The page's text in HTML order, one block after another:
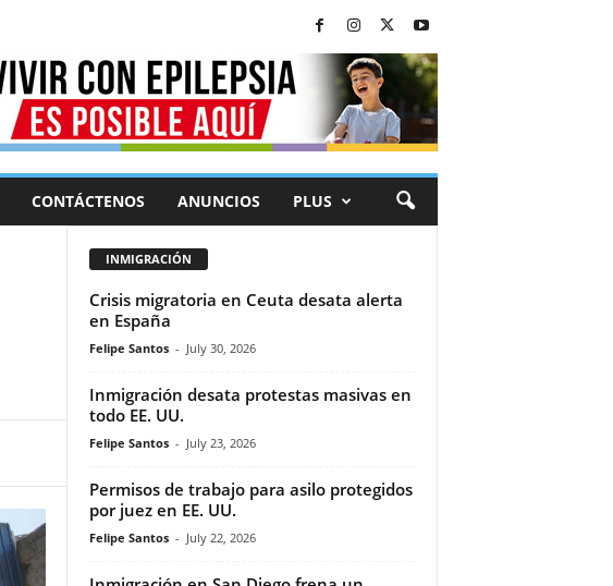
CONTÁCTENOS ANUNCIOS PLUS
INMIGRACIÓN
Crisis migratoria en Ceuta desata alerta
en España
Felipe Santos - July 30, 2026
Inmigración desata protestas masivas en
todo EE. UU.
Felipe Santos - July 23, 2026
Permisos de trabajo para asilo protegidos
por juez en EE. UU.
Felipe Santos - July 22, 2026